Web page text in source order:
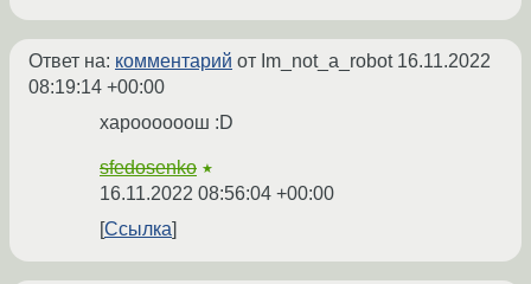
Ответ на: комментарий от Im_not_a_robot 16.11.2022
08:19:14 +00:00
хароооооош :D
sfedosenko ★
16.11.2022 08:56:04 +00:00
Ссылка